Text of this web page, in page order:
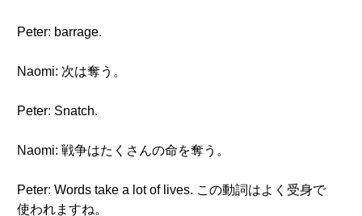
Peter: barrage.
Naomi: 次は奪う。
Peter: Snatch.
Naomi: 戦争はたくさんの命を奪う。
Peter: Words take a lot of lives. この動詞はよく受身で
使われますね。